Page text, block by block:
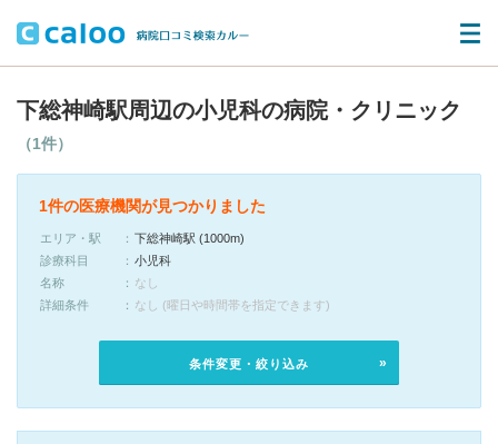
下総神崎駅周辺の小児科の病院・クリニック
（1件）
1件の医療機関が見つかりました
エリア・駅
下総神崎駅 (1000m)
診療科目
小児科
名称
なし
詳細条件
なし (曜日や時間帯を指定できます)
条件変更・絞り込み